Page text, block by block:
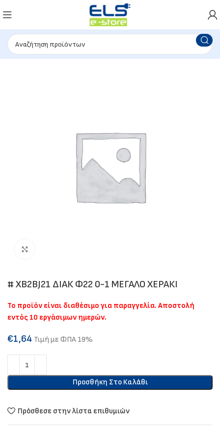
# XB2BJ21 ΔΙΑΚ Φ22 0-1 ΜΕΓΑΛΟ ΧΕΡΑΚΙ
Το προϊόν είναι διαθέσιμο για παραγγελία. Αποστολή
εντός 10 εργάσιμων ημερών.
€1,64 Τιμή με ΦΠΑ 19%
Προσθήκη Στο Καλάθι
Πρόσθεσε στην λίστα επιθυμιών